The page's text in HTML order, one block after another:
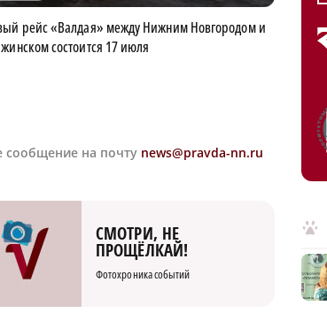
рейс «Валдая» между Нижним Новгородом и
состоится 17 июля
сообщение на почту news@pravda-nn.ru
СМОТРИ, НЕ
ПРОЩЁЛКАЙ!
Фотохроника событий